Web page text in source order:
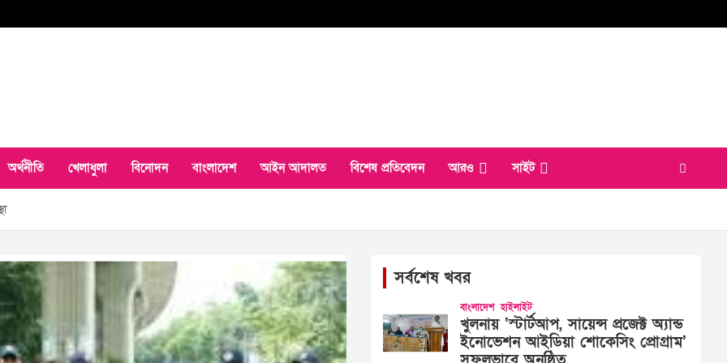
অর্থনীতি খেলাধুলা বিনোদন বাংলাদেশ আইন আদালত বিশেষ প্রতিবেদন আরও সাইট
সর্বশেষ খবর
বাংলাদেশ হাইলাইট
খুলনায় ‘স্টার্টআপ, সায়েন্স প্রজেক্ট অ্যান্ড
ইনোভেশন আইডিয়া শোকেসিং প্রোগ্রাম’